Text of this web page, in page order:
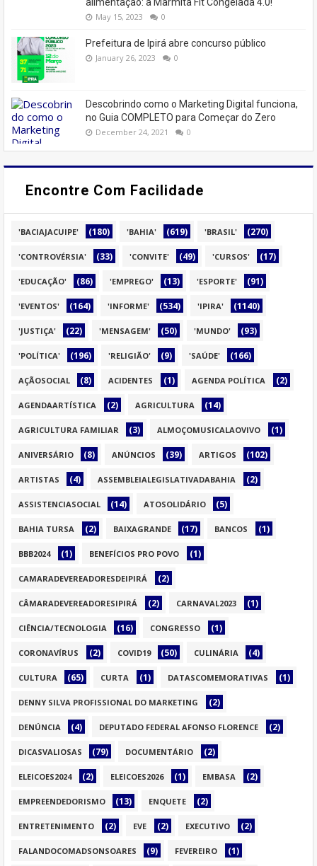
May 15, 2023 0
Prefeitura de Ipirá abre concurso público
January 26, 2023 0
Descobrindo como o Marketing Digital funciona,
no Guia COMPLETO para Começar do Zero
December 24, 2021 0
Encontre Com Facilidade
'BACIAJACUIPE' (180) 'BAHIA' (619) 'BRASIL' (270)
'CONTROVÉRSIA' (33) 'CONVITE' (49) 'CURSOS' (17)
'EDUCAÇÃO' (86) 'EMPREGO' (13) 'ESPORTE' (91)
'EVENTOS' (164) 'INFORME' (534) 'IPIRA' (1140)
'JUSTIÇA' (22) 'MENSAGEM' (50) 'MUNDO' (93)
'POLÍTICA' (196) 'RELIGIÃO' (9) 'SAÚDE' (166)
AÇÃOSOCIAL (8) ACIDENTES (1) AGENDA POLÍTICA (2)
AGENDAARTÍSTICA (2) AGRICULTURA (14)
AGRICULTURA FAMILIAR (3) ALMOÇOMUSICALAOVIVO (1)
ANIVERSÁRIO (8) ANÚNCIOS (39) ARTIGOS (102)
ARTISTAS (4) ASSEMBLEIALEGISLATIVADABAHIA (2)
ASSISTENCIASOCIAL (14) ATOSOLIDÁRIO (5)
BAHIA TURSA (2) BAIXAGRANDE (17) BANCOS (1)
BBB2024 (1) BENEFÍCIOS PRO POVO (1)
CAMARADEVEREADORESDEIPIRÁ (2)
CÂMARADEVEREADORESIPIRÁ (2) CARNAVAL2023 (1)
CIÊNCIA/TECNOLOGIA (16) CONGRESSO (1)
CORONAVÍRUS (2) COVID19 (50) CULINÁRIA (4)
CULTURA (65) CURTA (1) DATASCOMEMORATIVAS (1)
DENNY SILVA PROFISSIONAL DO MARKETING (2)
DENÚNCIA (4) DEPUTADO FEDERAL AFONSO FLORENCE (2)
DICASVALIOSAS (79) DOCUMENTÁRIO (2)
ELEICOES2024 (2) ELEICOES2026 (1) EMBASA (2)
EMPREENDEDORISMO (13) ENQUETE (2)
ENTRETENIMENTO (2) EVE (2) EXECUTIVO (2)
FALANDOCOMADSONSOARES (9) FEVEREIRO (1)